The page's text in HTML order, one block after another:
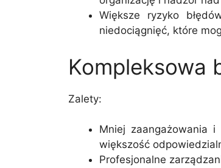
Większe ryzyko
niedociągnięć, które
Kompleksowa
Zalety:
Mniej zaangażowania
większość
Profesjonalne